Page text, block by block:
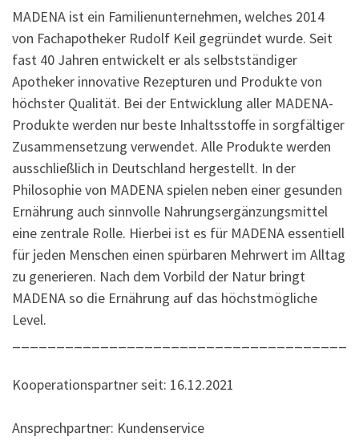
MADENA ist ein Familienunternehmen, welches 2014
von Fachapotheker Rudolf Keil gegründet wurde. Seit
fast 40 Jahren entwickelt er als selbstständiger
Apotheker innovative Rezepturen und Produkte von
höchster Qualität. Bei der Entwicklung aller MADENA-
Produkte werden nur beste Inhaltsstoffe in sorgfältiger
Zusammensetzung verwendet. Alle Produkte werden
ausschließlich in Deutschland hergestellt. In der
Philosophie von MADENA spielen neben einer gesunden
Ernährung auch sinnvolle Nahrungsergänzungsmittel
eine zentrale Rolle. Hierbei ist es für MADENA essentiell
für jeden Menschen einen spürbaren Mehrwert im Alltag
zu generieren. Nach dem Vorbild der Natur bringt
MADENA so die Ernährung auf das höchstmögliche
Level.
Kooperationspartner seit: 16.12.2021
Ansprechpartner: Kundenservice